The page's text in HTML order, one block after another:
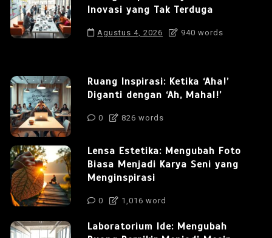
Inovasi yang Tak Terduga
Agustus 4, 2026 940 words
Ruang Inspirasi: Ketika ‘Aha!’
Diganti dengan ‘Ah, Mahal!’
0 826 words
Lensa Estetika: Mengubah Foto
Biasa Menjadi Karya Seni yang
Menginspirasi
0 1,016 word
Laboratorium Ide: Mengubah